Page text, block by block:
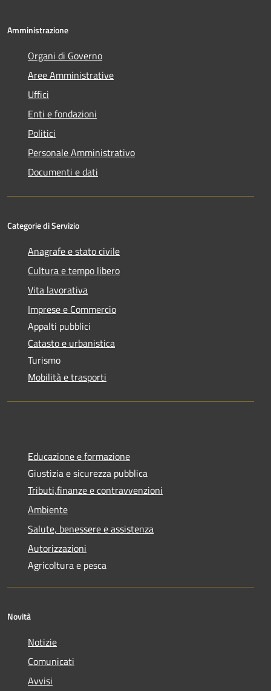
Amministrazione
Organi di Governo
Aree Amministrative
Uffici
Enti e fondazioni
Politici
Personale Amministrativo
Documenti e dati
Categorie di Servizio
Anagrafe e stato civile
Cultura e tempo libero
Vita lavorativa
Imprese e Commercio
Appalti pubblici
Catasto e urbanistica
Turismo
Mobilità e trasporti
Educazione e formazione
Giustizia e sicurezza pubblica
Tributi,finanze e contravvenzioni
Ambiente
Salute, benessere e assistenza
Autorizzazioni
Agricoltura e pesca
Novità
Notizie
Comunicati
Avvisi